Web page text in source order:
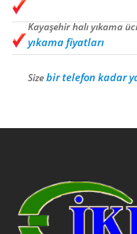
Kayaşehir halı yıkama
yıkama fiyatları
Sizebir telefon kadar